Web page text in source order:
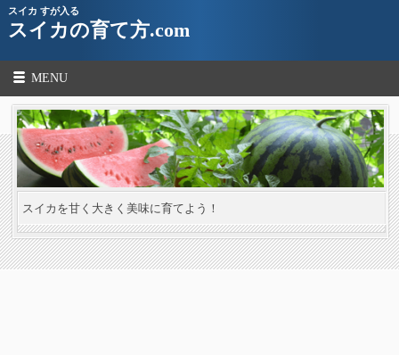
スイカ すが入る
スイカの育て方.com
MENU
スイカを甘く大きく美味に育てよう！